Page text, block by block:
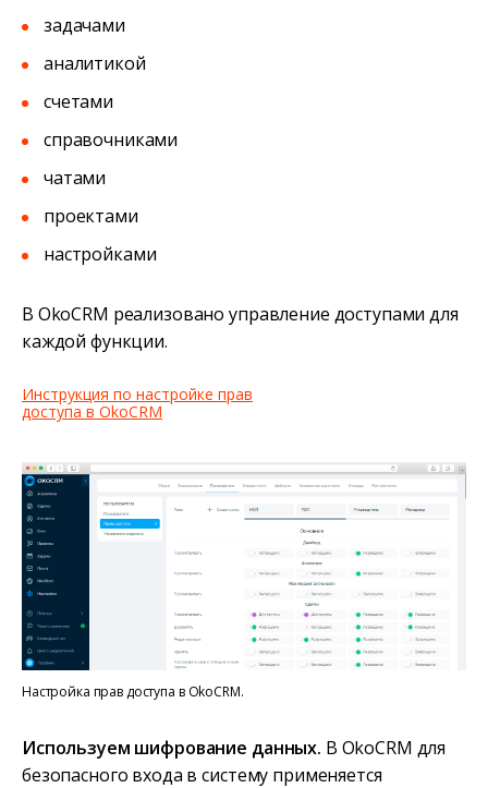
задачами
аналитикой
счетами
справочниками
чатами
проектами
настройками
В OkoCRM реализовано управление доступами для
каждой функции.
Инструкция по настройке прав
доступа в OkoCRM
Настройка прав доступа в OkoCRM.
Используем шифрование данных. В OkoCRM для
безопасного входа в систему применяется